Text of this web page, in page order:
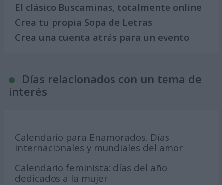
El clásico Buscaminas, totalmente online
Crea tu propia Sopa de Letras
Crea una cuenta atrás para un evento
Días relacionados con un tema de
interés
Calendario para Enamorados. Días
internacionales y mundiales del amor
Calendario feminista: días del año
dedicados a la mujer